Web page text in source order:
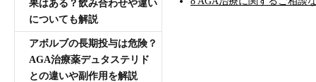
果はある？飲み合わせや違い
についても解説
アボルブの長期投与は危険？
AGA治療薬デュタステリド
との違いや副作用を解説